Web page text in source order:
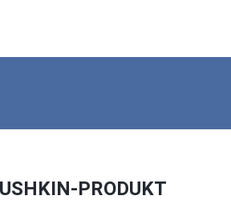
PRODUKT